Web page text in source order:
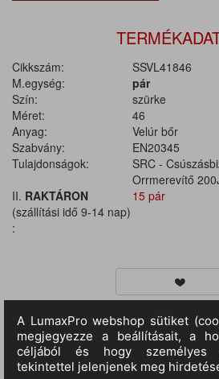
Cikkszám:
SSVL41846
M.egység:
pár
Szín:
szürke
Méret:
46
Anyag:
Velúr bőr
Szabvány:
EN20345
Tulajdonságok:
SRC -
Orrmerevítő
II. RAKTÁRON
(szállítási idő 9-14 nap)
:
15 pár
Fémmentes munkacipő szürke